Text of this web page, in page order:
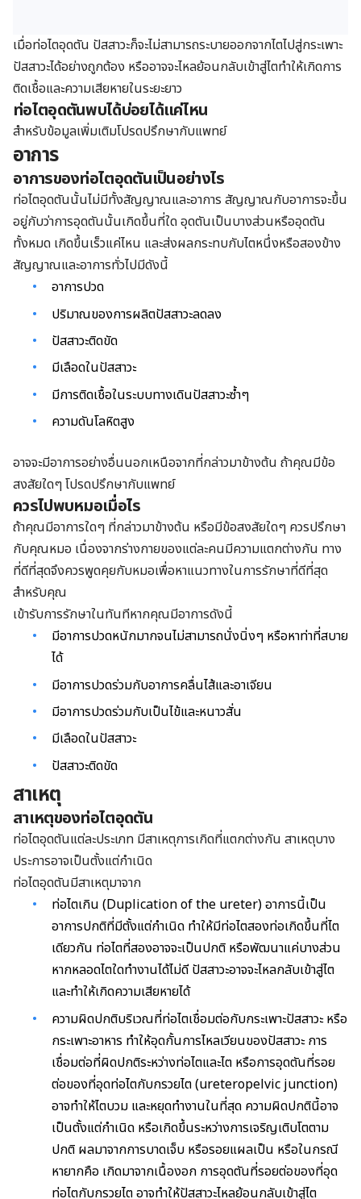
เมื่อท่อไตอุดตัน ปัสสาวะก็จะไม่สามารถระบายออกจากไตไปสู่กระเพาะ
ปัสสาวะได้อย่างถูกต้อง หรืออาจจะไหลย้อนกลับเข้าสู่ไตทำให้เกิดการ
ติดเชื้อและความเสียหายในระยะยาว
ท่อไตอุดตันพบได้บ่อยได้แค่ไหน
สำหรับข้อมูลเพิ่มเติมโปรดปรึกษากับแพทย์
อาการ
อาการของท่อไตอุดตันเป็นอย่างไร
ท่อไตอุดตันนั้นไม่มีทั้งสัญญาณและอาการ สัญญาณกับอาการจะขึ้น
อยู่กับว่าการอุดตันนั้นเกิดขึ้นที่ใด อุดตันเป็นบางส่วนหรืออุดตัน
ทั้งหมด เกิดขึ้นเร็วแค่ไหน และส่งผลกระทบกับไตหนึ่งหรือสองข้าง
สัญญาณและอาการทั่วไปมีดังนี้
อาการปวด
ปริมาณของการผลิตปัสสาวะลดลง
ปัสสาวะติดขัด
มีเลือดในปัสสาวะ
มีการติดเชื้อในระบบทางเดินปัสสาวะซ้ำๆ
ความดันโลหิตสูง
อาจจะมีอาการอย่างอื่นนอกเหนือจากที่กล่าวมาข้างต้น ถ้าคุณมีข้อ
สงสัยใดๆ โปรดปรึกษากับแพทย์
ควรไปพบหมอเมื่อไร
ถ้าคุณมีอาการใดๆ ที่กล่าวมาข้างต้น หรือมีข้อสงสัยใดๆ ควรปรึกษา
กับคุณหมอ เนื่องจากร่างกายของแต่ละคนมีความแตกต่างกัน ทาง
ที่ดีที่สุดจึงควรพูดคุยกับหมอเพื่อหาแนวทางในการรักษาที่ดีที่สุด
สำหรับคุณ
เข้ารับการรักษาในทันทีหากคุณมีอาการดังนี้
มีอาการปวดหนักมากจนไม่สามารถนั่งนิ่งๆ หรือหาท่าที่สบาย
ได้
มีอาการปวดร่วมกับอาการคลื่นไส้และอาเจียน
มีอาการปวดร่วมกับเป็นไข้และหนาวสั่น
มีเลือดในปัสสาวะ
ปัสสาวะติดขัด
สาเหตุ
สาเหตุของท่อไตอุดตัน
ท่อไตอุดตันแต่ละประเภท มีสาเหตุการเกิดที่แตกต่างกัน สาเหตุบาง
ประการอาจเป็นตั้งแต่กำเนิด
ท่อไตอุดตันมีสาเหตุมาจาก
ท่อไตเกิน (Duplication of the ureter) อาการนี้เป็น
อาการปกติที่มีตั้งแต่กำเนิด ทำให้มีท่อไตสองท่อเกิดขึ้นที่ไต
เดียวกัน ท่อไตที่สองอาจจะเป็นปกติ หรือพัฒนาแค่บางส่วน
หากหลอดไตใดทำงานได้ไม่ดี ปัสสาวะอาจจะไหลกลับเข้าสู่ไต
และทำให้เกิดความเสียหายได้
ความผิดปกติบริเวณที่ท่อไตเชื่อมต่อกับกระเพาะปัสสาวะ หรือ
กระเพาะอาหาร ทำให้อุดกั้นการไหลเวียนของปัสสาวะ การ
เชื่อมต่อที่ผิดปกติระหว่างท่อไตและไต หรือการอุดตันที่รอย
ต่อของที่อุดท่อไตกับกรวยไต (ureteropelvic junction)
อาจทำให้ไตบวม และหยุดทำงานในที่สุด ความผิดปกตินี้อาจ
เป็นตั้งแต่กำเนิด หรือเกิดขึ้นระหว่างการเจริญเติบโตตาม
ปกติ ผลมาจากการบาดเจ็บ หรือรอยแผลเป็น หรือในกรณี
หายากคือ เกิดมาจากเนื้องอก การอุดตันที่รอยต่อของที่อุด
ท่อไตกับกรวยไต อาจทำให้ปัสสาวะไหลย้อนกลับเข้าสู่ไต